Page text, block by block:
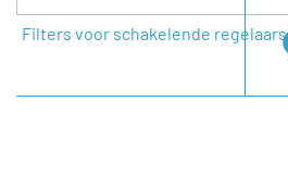
Filters voor schakelende regelaars